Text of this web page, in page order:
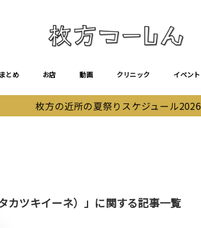
まとめ お店 動画 クリニック イベント
枚方の近所の夏祭りスケジュール2026
カツキイーネ）」に関する記事一覧